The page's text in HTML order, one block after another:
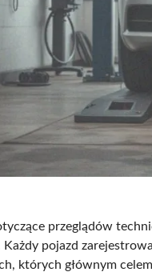
przeglądów
Każdy pojazd
których głównym